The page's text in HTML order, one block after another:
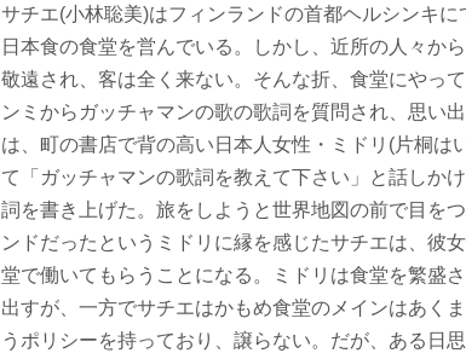
サチエ(小林聡美)はフィンランドの首都ヘルシンキに
日本食の食堂を営んでいる。しかし、近所の人々か
敬遠され、客は全く来ない。そんな折、食堂にやっ
ンミからガッチャマンの歌の歌詞を質問され、思い
は、町の書店で背の高い日本人女性・ミドリ(片桐は
て「ガッチャマンの歌詞を教えて下さい」と話しか
詞を書き上げた。旅をしようと世界地図の前で目を
ンドだったというミドリに縁を感じたサチエは、彼
堂で働いてもらうことになる。ミドリは食堂を繁盛
出すが、一方でサチエはかもめ食堂のメインはあく
うポリシーを持っており、譲らない。だが、ある日